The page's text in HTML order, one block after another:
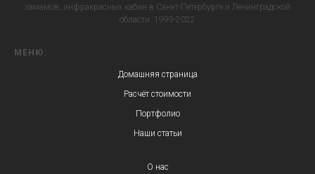
хамамов, инфракрасных кабин в Санкт-Петербурге и Ленинградской
области. 1999-2022
МЕНЮ:
Домашняя страница
Расчёт стоимости
Портфолио
Наши статьи
О нас